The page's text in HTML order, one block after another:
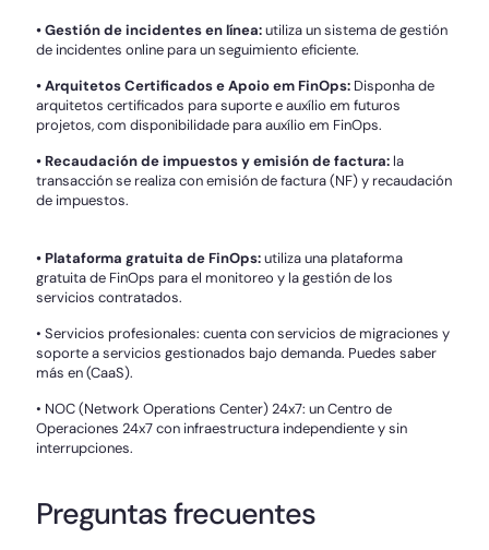
• Gestión de incidentes en línea:utiliza un sistema de gestión
de incidentes online para un seguimiento eficiente.
• Arquitetos Certificados e Apoio em FinOps: Disponha de
arquitetos certificados para suporte e auxílio em futuros
projetos, com disponibilidade para auxílio em FinOps.
• Recaudación de impuestos y emisión de factura: la
transacción se realiza con emisión de factura (NF) y recaudación
de impuestos.
• Plataforma gratuita de FinOps:utiliza una plataforma
gratuita de FinOps para el monitoreo y la gestión de los
servicios contratados.
• Servicios profesionales: cuenta con servicios de migraciones y
soporte a servicios gestionados bajo demanda. Puedes saber
más en (CaaS).
• NOC (Network Operations Center) 24x7: un Centro de
Operaciones 24x7 con infraestructura independiente y sin
interrupciones.
Preguntas frecuentes